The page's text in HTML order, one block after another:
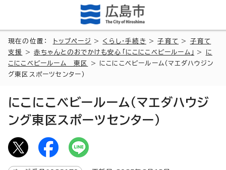
現在の位置： トップページ > くらし・手続き >子育て > 子育て
支援
>赤ちゃんとのおでかけも安心「にこにこベビールーム」 >
に
こにこベビールーム 東区
> にこにこベビールーム（マエダハウジン
グ東区スポーツセンター）
にこにこベビールーム（マエダハウジ
ング東区スポーツセンター）